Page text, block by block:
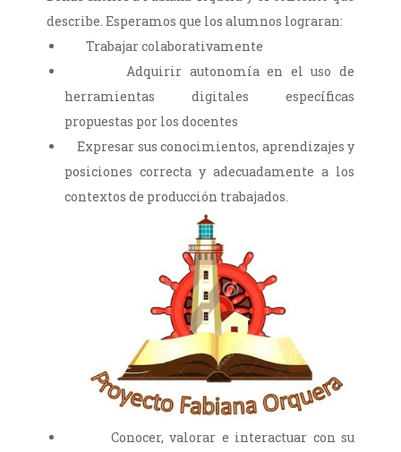
describe. Esperamos que los alumnos lograran:
Trabajar colaborativamente
Adquirir autonomía en el uso de
herramientas digitales específicas
propuestas por los docentes
Expresar sus conocimientos, aprendizajes y
posiciones correcta y adecuadamente a los
contextos de producción trabajados.
Conocer, valorar e interactuar con su